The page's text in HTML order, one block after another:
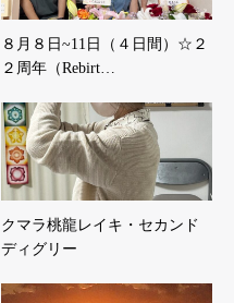
８月８日~11日（４日間）☆２
２周年（Rebirt…
クマラ桃龍レイキ・セカンド
ディグリー